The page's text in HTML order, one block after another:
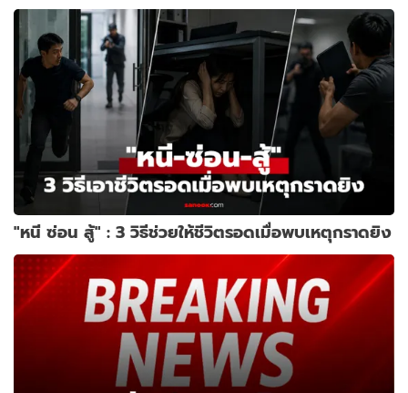
"หนี ซ่อน สู้" : 3 วิธีช่วยให้ชีวิตรอดเมื่อพบเหตุกราดยิง